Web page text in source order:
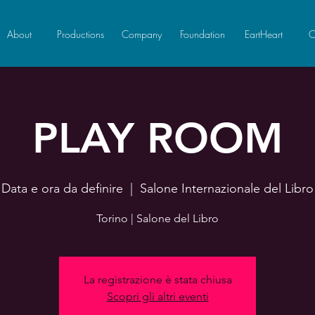
About Productions Company Foundation EartHeart
PLAY ROOM
Data e ora da definire Salone Internazionale del Libro
Torino | Salone del Libro
La registrazione è stata chiusa
Scopri gli altri eventi